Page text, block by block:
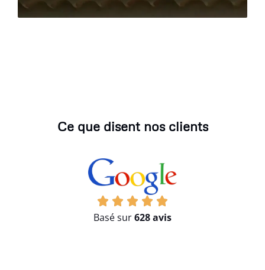
Ce que disent nos clients
Basé sur628 avis